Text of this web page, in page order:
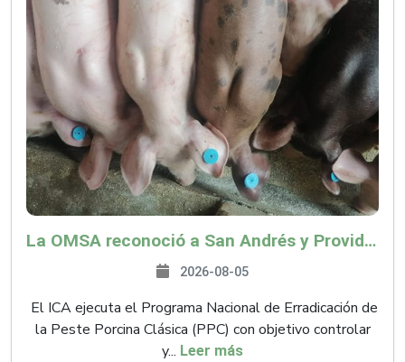
La OMSA reconoció a San Andrés y Providencia como zona libre de Peste Porcina Clásica (PPC)
2026-08-05
El ICA ejecuta el Programa Nacional de Erradicación de
la Peste Porcina Clásica (PPC) con objetivo controlar
y... Leer más